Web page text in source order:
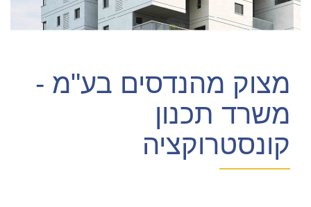
מצוק מהנדסים בע"מ -
משרד תכנון
קונסטרוקציה